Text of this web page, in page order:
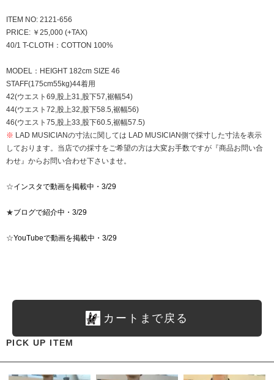
ITEM NO: 2121-656
PRICE: ￥25,000 (+TAX)
40/1 T-CLOTH：COTTON 100%
MODEL：HEIGHT 182cm SIZE 46
STAFF(175cm55kg)44着用
42(ウエスト69,股上31,股下57,裾幅54)
44(ウエスト72,股上32,股下58.5,裾幅56)
46(ウエスト75,股上33,股下60.5,裾幅57.5)
※ LAD MUSICIANの寸法に関しては LAD MUSICIAN側で採寸した寸法を表示
しております。当店での採寸をご希望の方は大変お手数ですが『商品お問い合
わせ』からお問い合わせ下さいませ。
☆インスタで動画を掲載中・3/29
★ブログで紹介中・3/29
☆YouTubeで動画を掲載中・3/29
カートまで戻る
PICK UP ITEM